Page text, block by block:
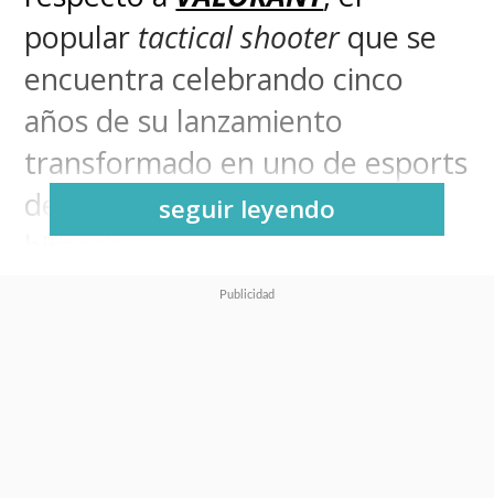
popular tactical shooterque se
encuentra celebrando cinco
años de su lanzamiento
transformado en uno de esports
de mayor crecimiento en la
historia.
seguir leyendo